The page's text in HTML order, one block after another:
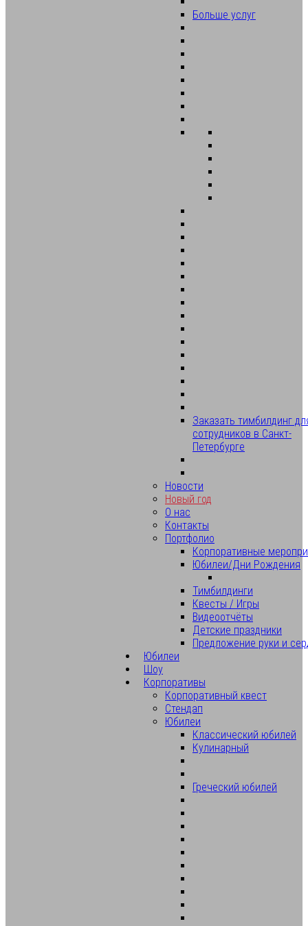
Больше услуг
Заказать тимбилдинг
сотрудников в Санкт-
Петербурге
Новости
Новый год
О нас
Контакты
Портфолио
Корпоративные
Юбилеи/Дни Рождения
Тимбилдинги
Квесты / Игры
Видеоотчёты
Детские праздники
Предложение руки и
Юбилеи
Шоу
Корпоративы
Корпоративный квест
Стендап
Юбилеи
Классический юбилей
Кулинарный
Греческий юбилей